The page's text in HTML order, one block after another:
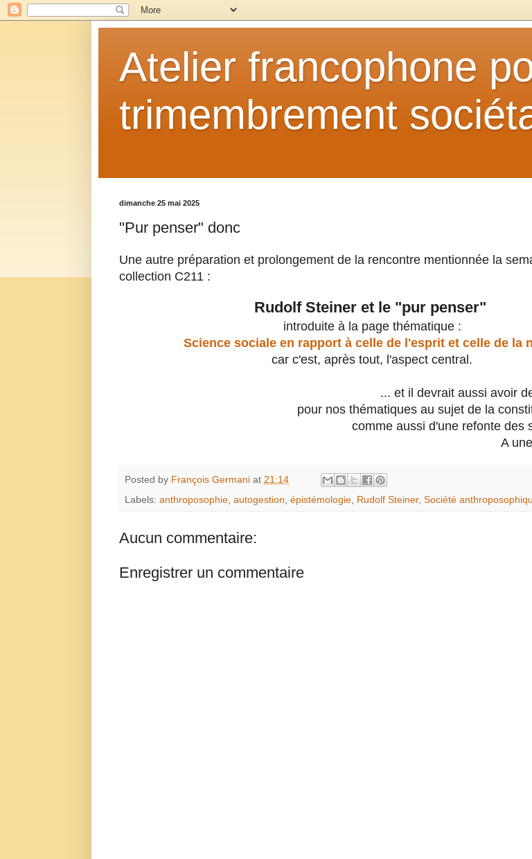
Atelier francophone
trimembrement
dimanche 25 mai 2025
"Pur penser" donc
Une autre préparation et prolongement de la rencontre mentionnée la
collection C211 :
Rudolf Steiner et le "pur penser"
introduite à la page thématique :
Science sociale en rapport à celle de l'esprit et celle de la
car c'est, après tout, l'aspect central.
... et il devrait aussi avoir
pour nos thématiques au sujet de la
comme aussi d'une refonte des
A
Posted by François Germani at 21:14
Labels: anthroposophie autogestion épistémologie Rudolf Steiner, Société
Aucun commentaire:
Enregistrer un commentaire